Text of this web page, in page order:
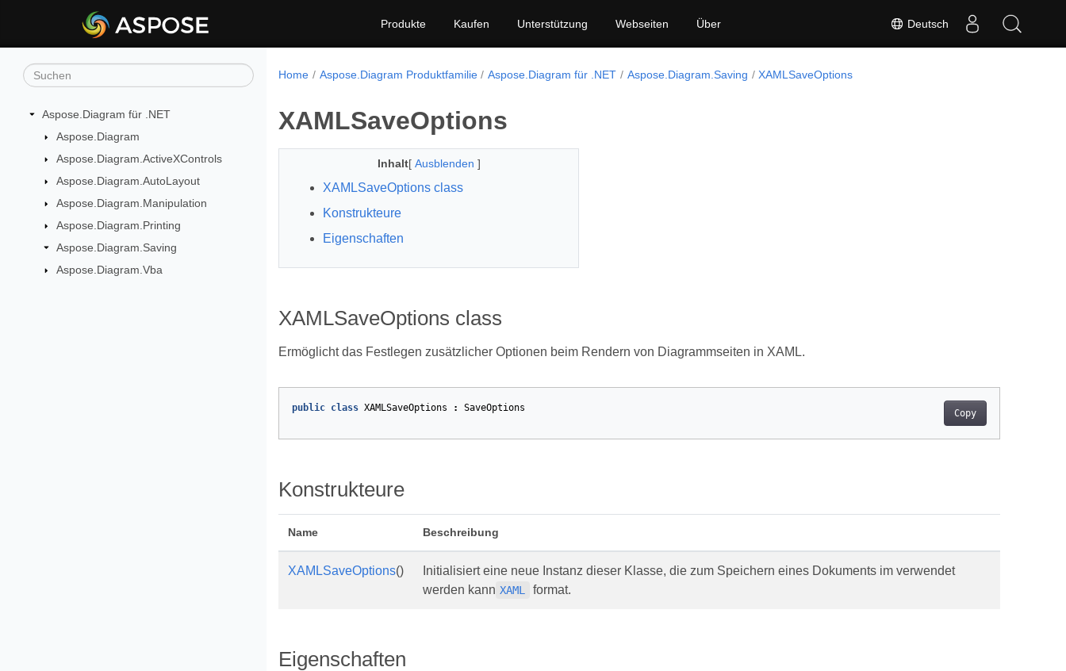
Deutsch
Produkte Kaufen Unterstützung Webseiten Über
Aspose.Diagram für .NET
Aspose.Diagram
Aspose.Diagram.ActiveXControls
Aspose.Diagram.AutoLayout
Aspose.Diagram.Manipulation
Aspose.Diagram.Printing
Aspose.Diagram.Saving
Aspose.Diagram.Vba
Home Aspose.Diagram Produktfamilie Aspose.Diagram für .NET Aspose.Diagram.Saving XAMLSaveOptions
XAMLSaveOptions
Inhalt[ Ausblenden ]
XAMLSaveOptions class
Konstrukteure
Eigenschaften
XAMLSaveOptions class
Ermöglicht das Festlegen zusätzlicher Optionen beim Rendern von Diagrammseiten in XAML.
Copy
public class XAMLSaveOptions : SaveOptions
Konstrukteure
Name Beschreibung
XAMLSaveOptions()
Initialisiert eine neue Instanz dieser Klasse, die zum Speichern eines Dokuments im verwendet
werden kann XAML format.
Eigenschaften